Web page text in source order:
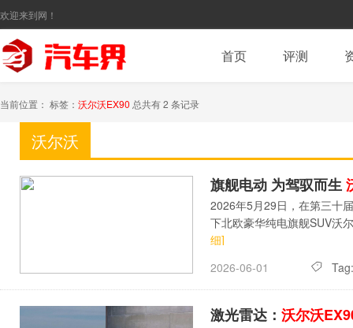
欢迎来到网！
首页 评测
当前位置： 标签： 沃尔沃EX90 总共有 2 条记录
沃尔沃
EX90
旗舰电动 为驾驭而生
2026年5月29日，在第三十
下北欧豪华纯电旗舰SUV沃
细]
2026-06-01
Tag:
激光雷达： 沃尔沃